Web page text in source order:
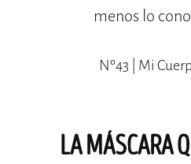
menos lo
Nº43 | Mi
LA MÁSCARA